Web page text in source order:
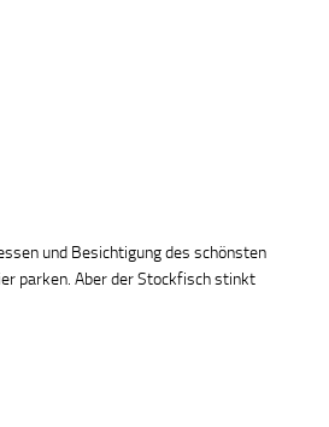
und Besichtigung des schönsten
parken. Aber der Stockfisch stinkt